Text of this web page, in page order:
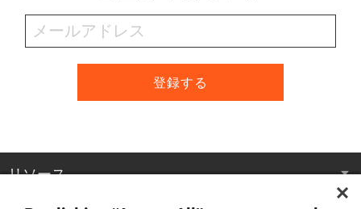
登録する
リソース